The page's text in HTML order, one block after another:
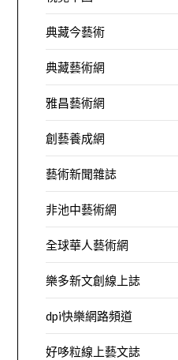
典藏今藝術
典藏藝術網
雅昌藝術網
創藝養成網
藝術新聞雜誌
非池中藝術網
全球華人藝術網
樂多新文創線上誌
dpi快樂網路頻道
好哆粒線上藝文誌